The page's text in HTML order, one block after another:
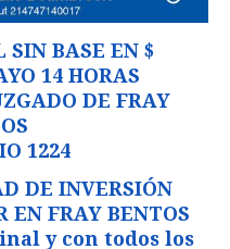
SIN BASE EN $
14 HORAS
DE FRAY
1224
DE INVERSIÓN
EN FRAY BENTOS
y con todos los